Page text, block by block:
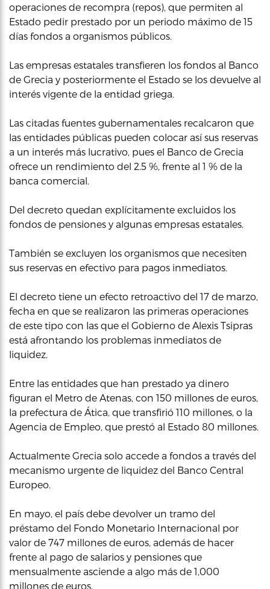
operaciones de recompra (repos), que permiten al
Estado pedir prestado por un periodo máximo de 15
días fondos a organismos públicos.
Las empresas estatales transfieren los fondos al Banco
de Grecia y posteriormente el Estado se los devuelve al
interés vigente de la entidad griega.
Las citadas fuentes gubernamentales recalcaron que
las entidades públicas pueden colocar así sus reservas
a un interés más lucrativo, pues el Banco de Grecia
ofrece un rendimiento del 2.5 %, frente al 1 % de la
banca comercial.
Del decreto quedan explícitamente excluidos los
fondos de pensiones y algunas empresas estatales.
También se excluyen los organismos que necesiten
sus reservas en efectivo para pagos inmediatos.
El decreto tiene un efecto retroactivo del 17 de marzo,
fecha en que se realizaron las primeras operaciones
de este tipo con las que el Gobierno de Alexis Tsipras
está afrontando los problemas inmediatos de
liquidez.
Entre las entidades que han prestado ya dinero
figuran el Metro de Atenas, con 150 millones de euros,
la prefectura de Ática, que transfirió 110 millones, o la
Agencia de Empleo, que prestó al Estado 80 millones.
Actualmente Grecia solo accede a fondos a través del
mecanismo urgente de liquidez del Banco Central
Europeo.
En mayo, el país debe devolver un tramo del
préstamo del Fondo Monetario Internacional por
valor de 747 millones de euros, además de hacer
frente al pago de salarios y pensiones que
mensualmente asciende a algo más de 1,000
millones de euros.